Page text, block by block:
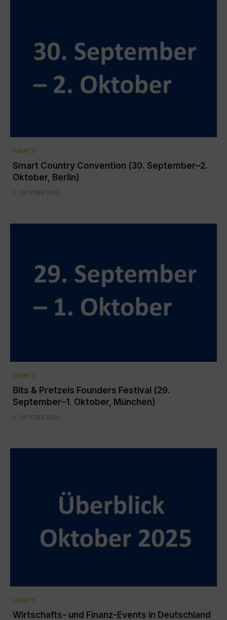
EVENTS
Smart Country Convention (30. September–2.
Oktober, Berlin)
2. OKTOBER 2025
EVENTS
Bits & Pretzels Founders Festival (29.
September–1. Oktober, München)
2. OKTOBER 2025
EVENTS
Wirtschafts- und Finanz-Events in Deutschland